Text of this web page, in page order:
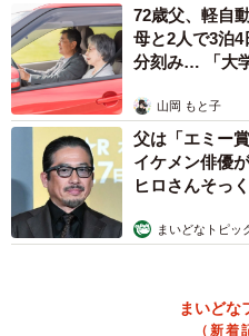
72歳父、軽自
母と2人で3泊
分刻み… 「大
山岡 もと子
父は「エミー
イケメン俳優
ヒロさんそっ
まいどなトピッ
まいどな
（新着